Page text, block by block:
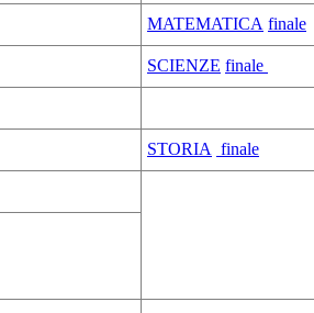
MATEMATICA finale
SCIENZE finale
STORIA finale